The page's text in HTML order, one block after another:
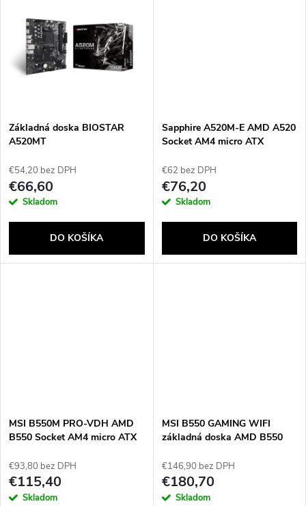
k
o
v
t
v
Základná doska BIOSTAR
A520MT
€54,20 bez DPH
€66,60
Skladom
DO KOŠÍKA
Sapphire A520M-E AMD A520
Socket AM4 micro ATX
€62 bez DPH
€76,20
Skladom
DO KOŠÍKA
MSI B550M PRO-VDH AMD
B550 Socket AM4 micro ATX
€93,80 bez DPH
€115,40
Skladom
MSI B550 GAMING WIFI
základná doska AMD B550
€146,90 bez DPH
€180,70
Skladom